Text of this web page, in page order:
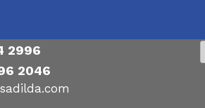
2996
2046